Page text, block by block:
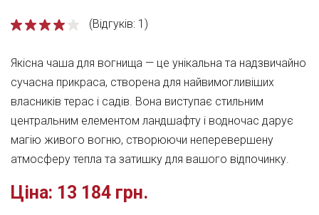
(Відгуків: 1)
Якісна чаша для вогнища — це унікальна та надзвичайно
сучасна прикраса, створена для найвимогливіших
власників терас і садів. Вона виступає стильним
центральним елементом ландшафту і водночас дарує
магію живого вогню, створюючи неперевершену
атмосферу тепла та затишку для вашого відпочинку.
Ціна: 13 184 грн.